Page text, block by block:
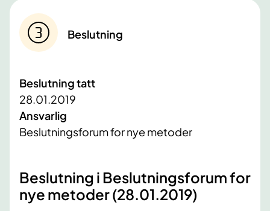
Beslutning
Beslutning tatt
28.01.2019
Ansvarlig
Beslutningsforum for nye metoder
​Beslutning i Beslutningsforum for
nye metoder (28.01.2019)